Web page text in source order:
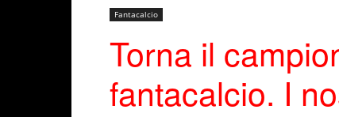
Fantacalcio
Torna il
fantacalcio. I